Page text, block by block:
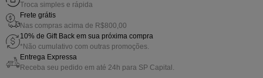
Troca simples e rápida
Frete grátis
Nas compras acima de R$800,00
10% de Gift Back em sua próxima compra
*Não cumulativo com outras promoções.
Entrega Expressa
Receba seu pedido em até 24h para SP Capital.